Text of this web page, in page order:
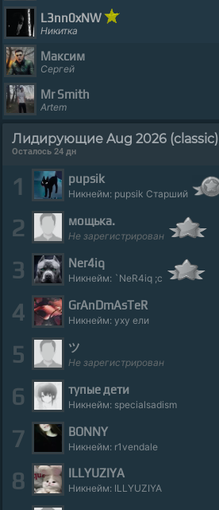
L3nn0xNW
Никитка
Мaксим
Сергей
Mr Smith
Artem
Лидирующие Aug 2026 (classic)
Осталось 24 дн
1 pupsik
Никнейм: pupsik Старший
2 мощька.
Не зарегистрирован
3 Ner4iq
Никнейм: `NeR4iq ;c
4 GrAnDmAsTeR
Никнейм: уху ели
5 ツ
Не зарегистрирован
6 тупые дети
Никнейм: specialsadism
7 BONNY
Никнейм: r1vendale
8 ILLYUZIYA
Никнейм: ILLYUZIYA